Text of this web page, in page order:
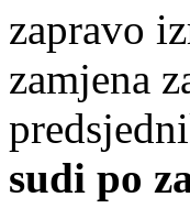
zapravo
zamjena
sudi po